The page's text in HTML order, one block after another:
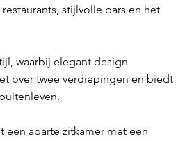
stijlvolle bars en het
waarbij elegant design
over twee verdiepingen en biedt
aparte zitkamer met een